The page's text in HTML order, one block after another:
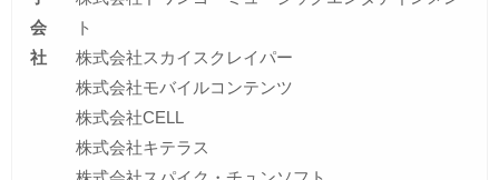
会
社
ト
株式会社スカイスクレイパー
株式会社モバイルコンテンツ
株式会社CELL
株式会社キテラス